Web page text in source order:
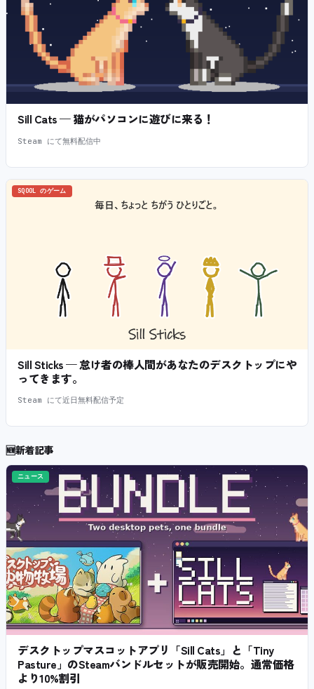
Sill Cats — 猫がパソコンに遊びに来る！
Steam にて無料配信中
SQOOL のゲーム
Sill Sticks — 怠け者の棒人間があなたのデスクトップにや
ってきます。
Steam にて近日無料配信予定
🆕新着記事
ニュース
デスクトップマスコットアプリ「Sill Cats」と「Tiny
Pasture」のSteamバンドルセットが販売開始。通常価格
より10%割引